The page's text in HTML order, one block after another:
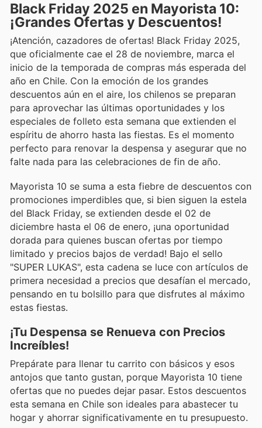
Black Friday 2025 en Mayorista 10:
¡Grandes Ofertas y Descuentos!
¡Atención, cazadores de ofertas! Black Friday 2025,
que oficialmente cae el 28 de noviembre, marca el
inicio de la temporada de compras más esperada del
año en Chile. Con la emoción de los grandes
descuentos aún en el aire, los chilenos se preparan
para aprovechar las últimas oportunidades y los
especiales de folleto esta semana que extienden el
espíritu de ahorro hasta las fiestas. Es el momento
perfecto para renovar la despensa y asegurar que no
falte nada para las celebraciones de fin de año.
Mayorista 10 se suma a esta fiebre de descuentos con
promociones imperdibles que, si bien siguen la estela
del Black Friday, se extienden desde el 02 de
diciembre hasta el 06 de enero, ¡una oportunidad
dorada para quienes buscan ofertas por tiempo
limitado y precios bajos de verdad! Bajo el sello
"SUPER LUKAS", esta cadena se luce con artículos de
primera necesidad a precios que desafían el mercado,
pensando en tu bolsillo para que disfrutes al máximo
estas fiestas.
¡Tu Despensa se Renueva con Precios
Increíbles!
Prepárate para llenar tu carrito con básicos y esos
antojos que tanto gustan, porque Mayorista 10 tiene
ofertas que no puedes dejar pasar. Estos descuentos
esta semana en Chile son ideales para abastecer tu
hogar y ahorrar significativamente en tu presupuesto.